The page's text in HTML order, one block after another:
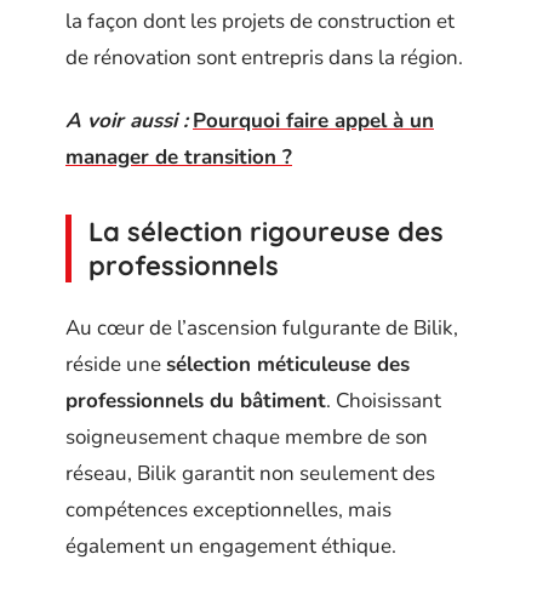
la façon dont les projets de construction et
de rénovation sont entrepris dans la région.
A voir aussi : Pourquoi faire appel à un
manager de transition ?
La sélection rigoureuse des
professionnels
Au cœur de l’ascension fulgurante de Bilik,
réside unesélection méticuleuse des
professionnels du bâtiment. Choisissant
soigneusement chaque membre de son
réseau, Bilik garantit non seulement des
compétences exceptionnelles, mais
également un engagement éthique.